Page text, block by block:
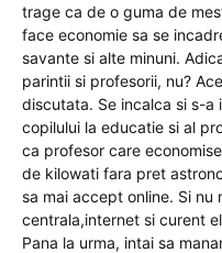
trage ca de o guma de
face economie sa se
savante si alte minuni.
parintii si profesorii, nu?
discutata. Se incalca si s-
copilului la educatie si al
ca profesor care
de kilowati fara pret
sa mai accept online. Si
centrala,internet si curent
Pana la urma, intai sa